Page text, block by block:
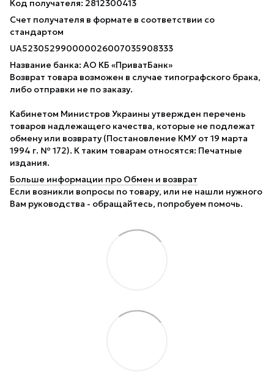
Код получателя: 2812300413
Счет получателя в формате в соответствии со
стандартом
UA523052990000026007035908333
Название банка: АО КБ «ПриватБанк»
Возврат товара возможен в случае типографского брака,
либо отправки не по заказу.
Кабинетом Министров Украины утвержден перечень
товаров надлежащего качества, которые не подлежат
обмену или возврату (Постановление КМУ от 19 марта
1994 г. № 172). К таким товарам относятся: Печатные
издания.
Больше информации про Обмен и возврат
Если возникли вопросы по товару, или не нашли нужного
Вам руководства - обращайтесь, попробуем помочь.